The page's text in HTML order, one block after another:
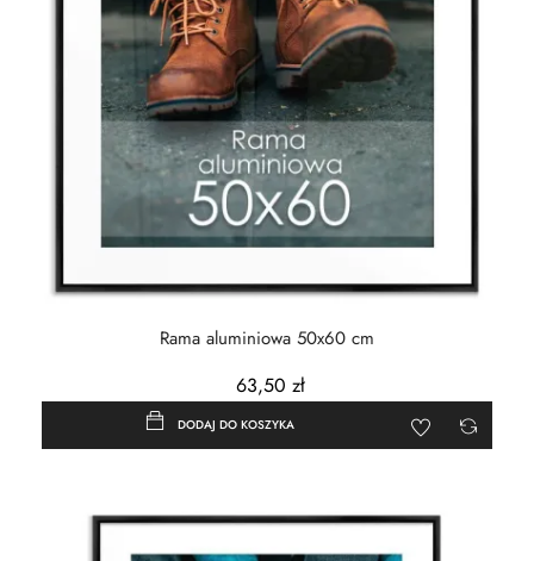
Rama aluminiowa 50x60 cm
63,50 zł
DODAJ DO KOSZYKA